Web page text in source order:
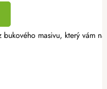
masivu, který vám